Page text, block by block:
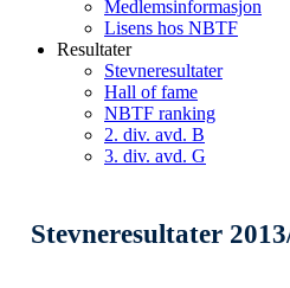
Medlemsinformasjon
Lisens hos NBTF
Resultater
Stevneresultater
Hall of fame
NBTF ranking
2. div. avd. B
3. div. avd. G
Stevneresultater